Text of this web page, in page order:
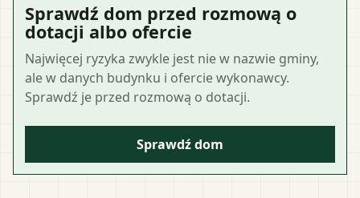
Sprawdź dom przed rozmową o
dotacji albo ofercie
Najwięcej ryzyka zwykle jest nie w nazwie gminy,
ale w danych budynku i ofercie wykonawcy.
Sprawdź je przed rozmową o dotacji.
Sprawdź dom